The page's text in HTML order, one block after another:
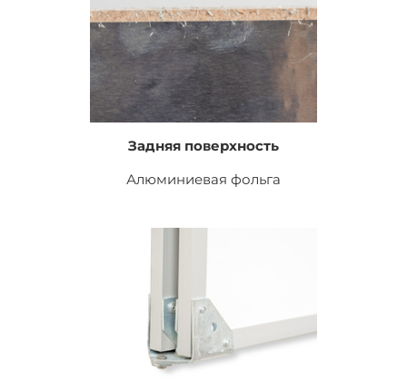
Задняя поверхность
Алюминиевая фольга